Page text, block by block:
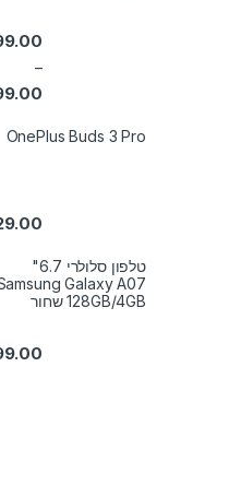
–
OnePlus Buds 3 Pro
טלפון סלולרי 6.7"
Galaxy A07
128GB/4GB שחור